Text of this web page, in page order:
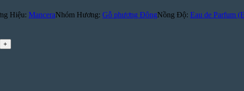
Hiệu: ManceraNhóm Hương: Gỗ phương ĐôngNồng Độ: Eau de Parfum